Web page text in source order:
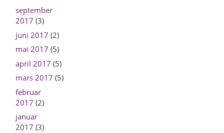
september
2017 (3)
juni 2017 (2)
mai 2017 (5)
april 2017 (5)
mars 2017 (5)
februar
2017 (2)
januar
2017 (3)